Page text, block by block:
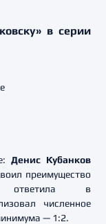
в серии
Денис Кубанков
преимущество
ответила в
численное
— 1:2.